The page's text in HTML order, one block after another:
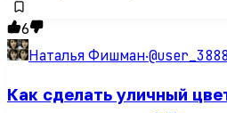
6
Наталья Фишман·
Как сделать уличный